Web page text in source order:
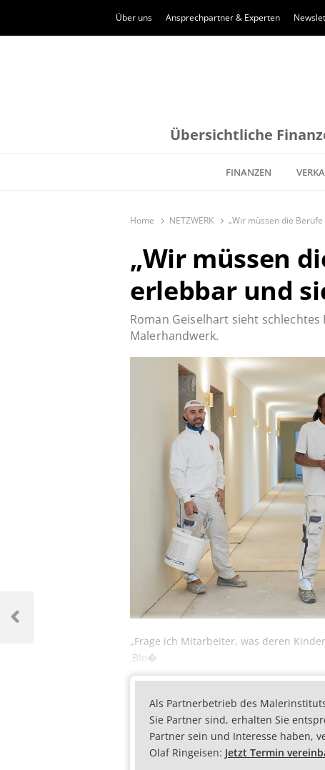
Über uns Ansprechpartner & Experten
Übersichtliche
FINANZEN
Home NETZWERK „Wir müssen die
„Wir müssen
erlebbar und
Roman Geiselhart sieht
Malerhandwerk.
„Frage ich Mitarbeiter, was deren
‚Blo�
Als Partnerbetrieb des
Sie Partner sind, erhalten Sie
Partner sein und Interesse haben,
Olaf Ringeisen: Jetzt Termin